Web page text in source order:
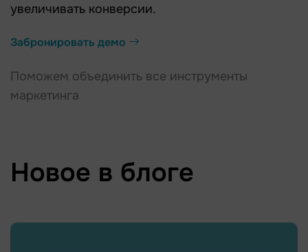
увеличивать конверсии.
Забронировать демо
Поможем объединить все инструменты
маркетинга
Новое в блоге